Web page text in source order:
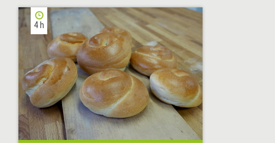
4 h